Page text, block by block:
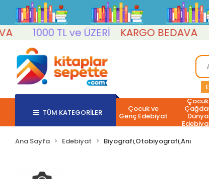
1000 TL ve ÜZERİ
KARGO BEDAVA
TÜM KATEGORİLER Çocuk ve
Genç Edebiyat
Çocuk
Dünya
Ana Sayfa Edebiyat Biyografi,Otobiyografi,Anı